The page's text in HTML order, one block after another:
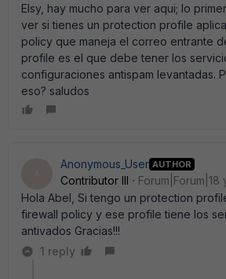
Elsy, hay mucho para ver aqui; lo
ver si tienes un protection profile
policy que maneja el correo entrante
profile es el que debe tener los
configuraciones antispam levantadas.
eso? saludos
Anonymous_User AUTHOR
Contributor III
Forum|Forum|18
Hola Abel, Si tengo un protection
firewall policy y ese profile tiene los
antivados Gracias!!!
1 reply